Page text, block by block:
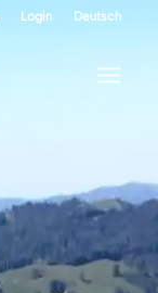
Login Deutsch